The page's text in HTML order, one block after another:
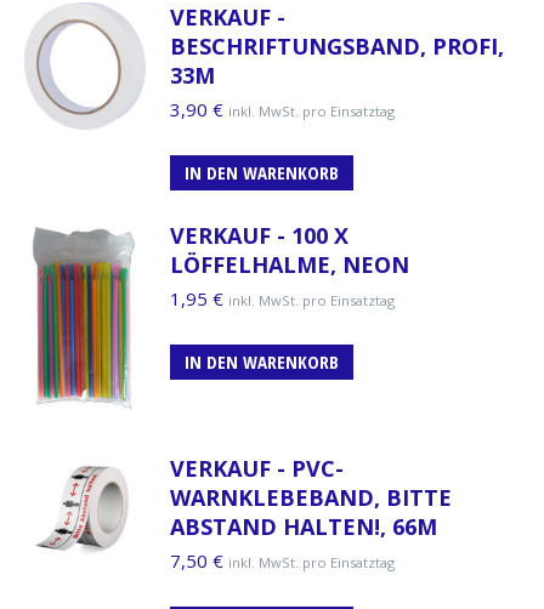
VERKAUF -
BESCHRIFTUNGSBAND, PROFI,
33M
3,90 € inkl. MwSt. pro Einsatztag
IN DEN WARENKORB
VERKAUF - 100 X
LÖFFELHALME, NEON
1,95 € inkl. MwSt. pro Einsatztag
IN DEN WARENKORB
VERKAUF - PVC-
WARNKLEBEBAND, BITTE
ABSTAND HALTEN!, 66M
7,50 € inkl. MwSt. pro Einsatztag